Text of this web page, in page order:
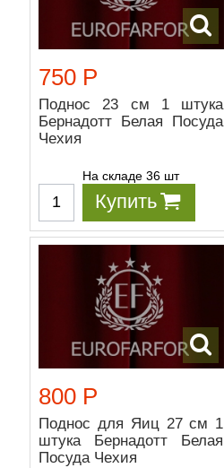
750 Р
Поднос 23 см 1 штука
Бернадотт Белая Посуда
Чехия
На складе 36 шт
Купить
800 Р
Поднос для Яиц 27 см 1
штука Бернадотт Белая
Посуда Чехия